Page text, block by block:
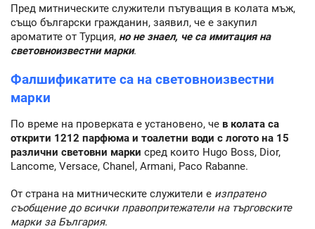
Пред митническите служители пътуващия в колата мъж,
също български гражданин, заявил, че е закупил
ароматите от Турция, но не знаел, че са имитация на
световноизвестни марки.
Фалшификатите са на световноизвестни
марки
По време на проверката е установено, че в колата са
открити 1212 парфюма и тоалетни води с логото на 15
различни световни марки сред които Hugo Boss, Dior,
Lancome, Versace, Chanel, Armani, Paco Rabanne.
От страна на митническите служители е изпратено
съобщение до всички правопритежатели на търговските
марки за България.